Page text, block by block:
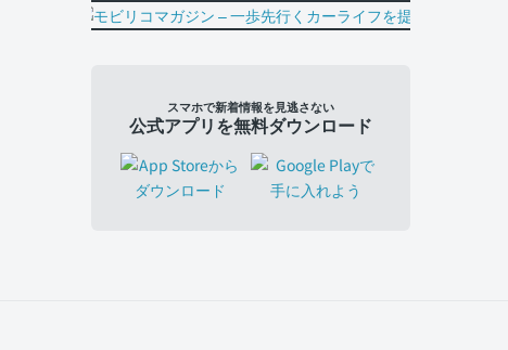
スマホで新着情報を見逃さない
公式アプリを無料ダウンロード